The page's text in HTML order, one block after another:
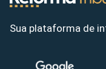
Sua plataforma de